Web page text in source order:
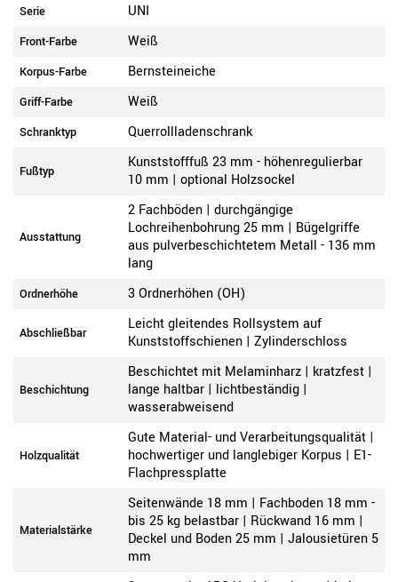
Serie UNI
Front-Farbe Weiß
Korpus-Farbe Bernsteineiche
Griff-Farbe Weiß
Schranktyp Querrollladenschrank
Fußtyp
Kunststofffuß 23 mm - höhenregulierbar
10 mm | optional Holzsockel
Ausstattung
2 Fachböden | durchgängige
Lochreihenbohrung 25 mm | Bügelgriffe
aus pulverbeschichtetem Metall - 136 mm
lang
Ordnerhöhe 3 Ordnerhöhen (OH)
Abschließbar
Leicht gleitendes Rollsystem auf
Kunststoffschienen | Zylinderschloss
Beschichtung
Beschichtet mit Melaminharz | kratzfest |
lange haltbar | lichtbeständig |
wasserabweisend
Holzqualität
Gute Material- und Verarbeitungsqualität |
hochwertiger und langlebiger Korpus | E1-
Flachpressplatte
Materialstärke
Seitenwände 18 mm | Fachboden 18 mm -
bis 25 kg belastbar | Rückwand 16 mm |
Deckel und Boden 25 mm | Jalousietüren 5
mm